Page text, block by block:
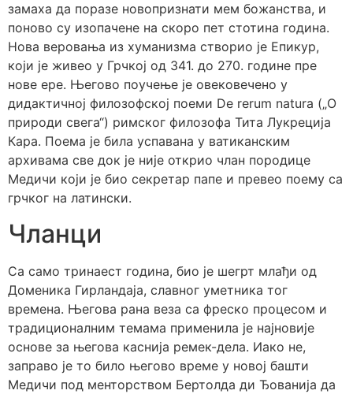
замаха да поразе новопризнати мем божанства, и
поново су изопачене на скоро пет стотина година.
Нова веровања из хуманизма створио је Епикур,
који је живео у Грчкој од 341. до 270. године пре
нове ере. Његово поучење је овековечено у
дидактичној филозофској поеми De rerum natura („О
природи свега“) римског филозофа Тита Лукреција
Кара. Поема је била успавана у ватиканским
архивама све док је није открио члан породице
Медичи који је био секретар папе и превео поему са
грчког на латински.
Чланци
Са само тринаест година, био је шегрт млађи од
Доменика Гирландаја, славног уметника тог
времена. Његова рана веза са фреско процесом и
традиционалним темама применила је најновије
основе за његова каснија ремек-дела. Иако не,
заправо је то било његово време у новој башти
Медичи под менторством Бертолда ди Ђованија да